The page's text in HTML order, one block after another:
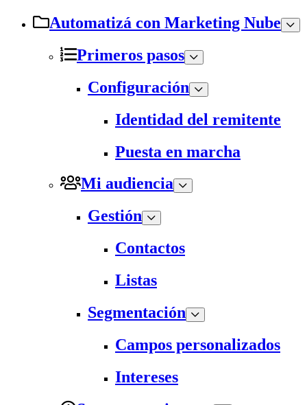
Automatizá con Marketing Nube
Primeros pasos
Configuración
Identidad del remitente
Puesta en marcha
Mi audiencia
Gestión
Contactos
Listas
Segmentación
Campos personalizados
Intereses